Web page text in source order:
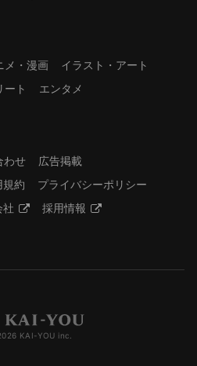
メ・漫画
イラスト・アート
ート エンタメ
わせ
広告掲載
規約
プライバシーポリシー
社 採用情報
KAI-YOU inc.